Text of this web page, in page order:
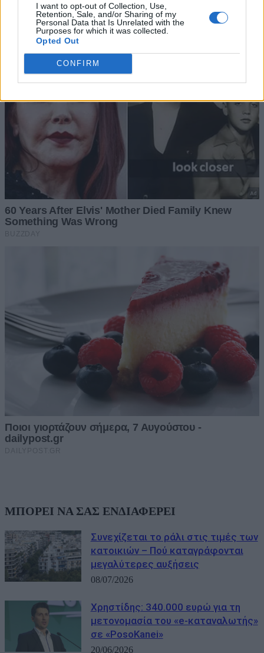
I want to opt-out of Collection, Use,
Retention, Sale, and/or Sharing of my
Personal Data that Is Unrelated with the
Purposes for which it was collected.
Opted Out
CONFIRM
ΜΠΟΡΕΙ ΝΑ ΣΑΣ ΕΝΔΙΑΦΕΡΕΙ
Συνεχίζεται το ράλι στις τιμές των
κατοικιών – Πού καταγράφονται
μεγαλύτερες αυξήσεις
08/07/2026
Χρηστίδης: 340.000 ευρώ για τη
μετονομασία του «e-καταναλωτής»
σε «PosoKanei»
20/06/2026